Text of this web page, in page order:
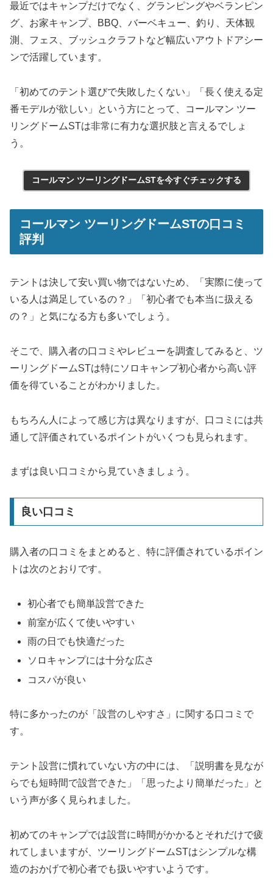
最近ではキャンプだけでなく、グランピングやベランピン
グ、お家キャンプ、BBQ、バーベキュー、釣り、天体観
測、フェス、ブッシュクラフトなど幅広いアウトドアシー
ンで活躍しています。
「初めてのテント選びで失敗したくない」「長く使える定
番モデルが欲しい」という方にとって、コールマン ツー
リングドームSTは非常に有力な選択肢と言えるでしょ
う。
コールマン ツーリングドームSTを今すぐチェックする
コールマン ツーリングドームSTの口コミ
評判
テントは決して安い買い物ではないため、「実際に使って
いる人は満足しているの？」「初心者でも本当に扱える
の？」と気になる方も多いでしょう。
そこで、購入者の口コミやレビューを調査してみると、ツ
ーリングドームSTは特にソロキャンプ初心者から高い評
価を得ていることがわかりました。
もちろん人によって感じ方は異なりますが、口コミには共
通して評価されているポイントがいくつも見られます。
まずは良い口コミから見ていきましょう。
良い口コミ
購入者の口コミをまとめると、特に評価されているポイン
トは次のとおりです。
初心者でも簡単設営できた
前室が広くて使いやすい
雨の日でも快適だった
ソロキャンプには十分な広さ
コスパが良い
特に多かったのが「設営のしやすさ」に関する口コミで
す。
テント設営に慣れていない方の中には、「説明書を見なが
らでも短時間で設営できた」「思ったより簡単だった」と
いう声が多く見られました。
初めてのキャンプでは設営に時間がかかるとそれだけで疲
れてしまいますが、ツーリングドームSTはシンプルな構
造のおかげで初心者でも扱いやすいようです。